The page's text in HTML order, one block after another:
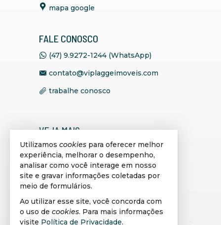
mapa google
FALE CONOSCO
(47) 9.9272-1244 (WhatsApp)
contato@viplaggeimoveis.com
trabalhe conosco
VEJA MAIS
receba nosso newsletter
indicadores financeiros
cadastre seu imóvel
imóveis favoritos
mapa de imóveis
Utilizamos cookies para oferecer melhor
experiência, melhorar o desempenho,
analisar como você interage em nosso
site e gravar informações coletadas por
meio de formulários.
Ao utilizar esse site, você concorda com
o uso de cookies. Para mais informações
visite Política de Privacidade.